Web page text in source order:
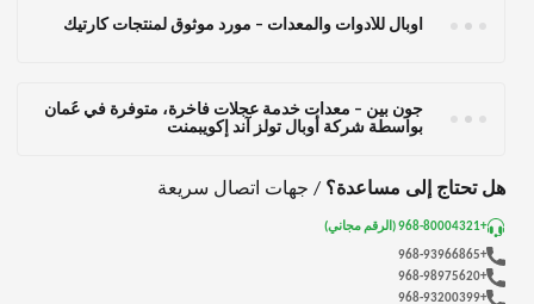
أوبال للأدوات والمعدات – مورد موثوق لمنتجات كارتيك
جون بين – معدات خدمة عجلات فاخرة، متوفرة في عُمان
بواسطة شركة أوبال تولز آند إكويبمنت
هل تحتاج إلى مساعدة؟ / جهات اتصال سريعة
+968-80004321 (الرقم مجاني)
+968-93966865
+968-98975620
+968-93200399